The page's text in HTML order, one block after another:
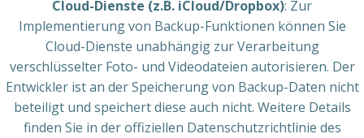
Cloud-Dienste (z.B. iCloud/Dropbox): Zur
Implementierung von Backup-Funktionen können Sie
Cloud-Dienste unabhängig zur Verarbeitung
verschlüsselter Foto- und Videodateien autorisieren. Der
Entwickler ist an der Speicherung von Backup-Daten nicht
beteiligt und speichert diese auch nicht. Weitere Details
finden Sie in der offiziellen Datenschutzrichtlinie des